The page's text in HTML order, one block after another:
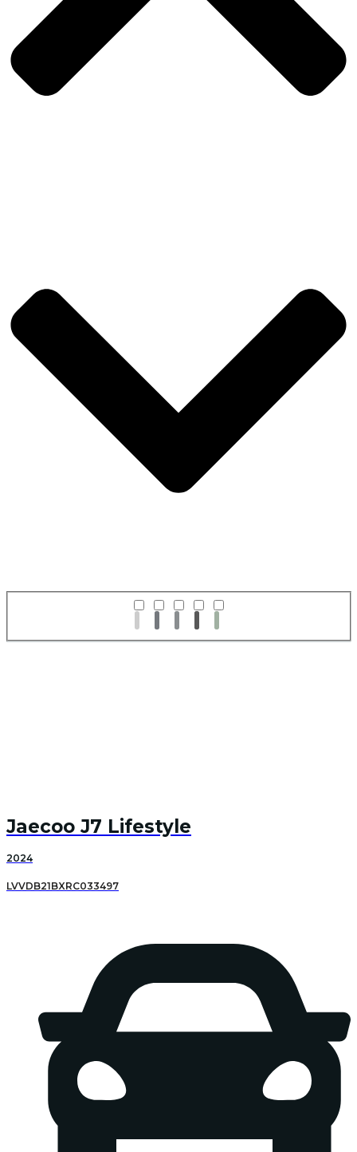
Jaecoo J7 Lifestyle
2024
LVVDB21BXRC033497